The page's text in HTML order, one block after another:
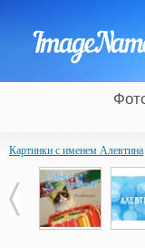
Картинки с именем Алевтина